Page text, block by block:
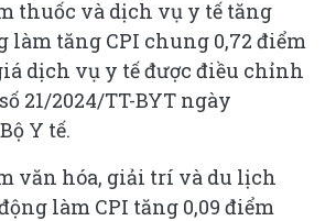
thuốc và dịch vụ y tế tăng
làm tăng CPI chung 0,72 điểm
dịch vụ y tế được điều chỉnh
21/2024/TT-BYT ngày
Y tế.
văn hóa, giải trí và du lịch
làm CPI tăng 0,09 điểm